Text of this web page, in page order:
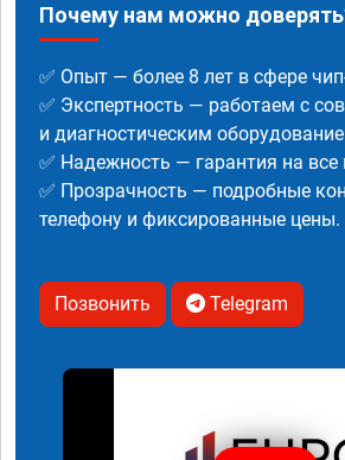
Почему нам можно
✅ Опыт — более 8 лет в сфере
✅ Экспертность — работаем с
и диагностическим
✅ Надежность — гарантия на
✅ Прозрачность — подробные
телефону и фиксированные цены.
Позвонить Telegram